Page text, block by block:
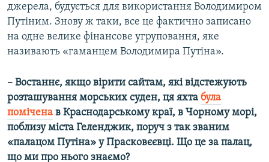
джерела, будується для використання Володимиром
Путіним. Знову ж таки, все це фактично записано
на одне велике фінансове угруповання, яке
називають «гаманцем Володимира Путіна».
– Востаннє, якщо вірити сайтам, які відстежують
розташування морських суден, ця яхта була
помічена в Краснодарському краї, в Чорному морі,
поблизу міста Геленджик, поруч з так званим
«палацом Путіна» у Прасковєєвці. Що це за палац,
що ми про нього знаємо?